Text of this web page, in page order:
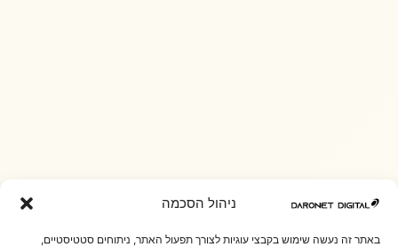
ניהול הסכמה
באתר זה נעשה שימוש בקבצי עוגיות לצורך תפעול האתר, ניתוחים סטטיסטיים,